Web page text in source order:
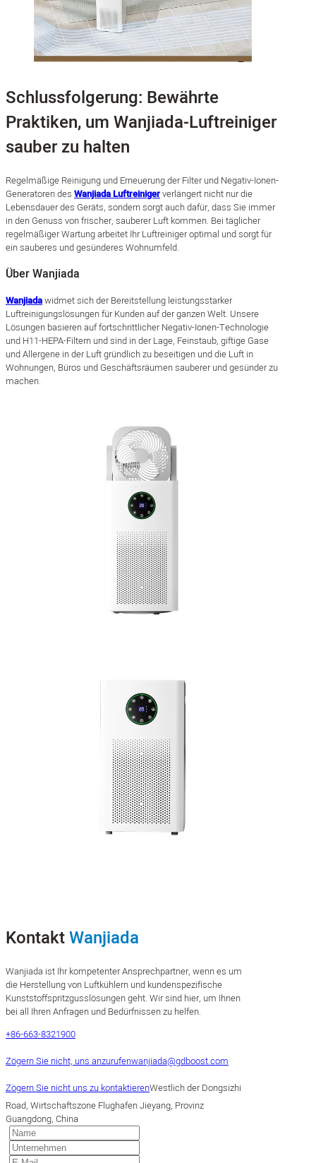
Schlussfolgerung: Bewährte
Praktiken, um Wanjiada-Luftreiniger
sauber zu halten
Regelmäßige Reinigung und Erneuerung der Filter und Negativ-Ionen-
Generatoren des Wanjiada Luftreinigerverlängert nicht nur die
Lebensdauer des Geräts, sondern sorgt auch dafür, dass Sie immer
in den Genuss von frischer, sauberer Luft kommen. Bei täglicher
regelmäßiger Wartung arbeitet Ihr Luftreiniger optimal und sorgt für
ein sauberes und gesünderes Wohnumfeld.
Über Wanjiada
Wanjiadawidmet sich der Bereitstellung leistungsstarker
Luftreinigungslösungen für Kunden auf der ganzen Welt. Unsere
Lösungen basieren auf fortschrittlicher Negativ-Ionen-Technologie
und H11-HEPA-Filtern und sind in der Lage, Feinstaub, giftige Gase
und Allergene in der Luft gründlich zu beseitigen und die Luft in
Wohnungen, Büros und Geschäftsräumen sauberer und gesünder zu
machen.
KontaktWanjiada
Wanjiada ist Ihr kompetenter Ansprechpartner, wenn es um
die Herstellung von Luftkühlern und kundenspezifische
Kunststoffspritzgusslösungen geht. Wir sind hier, um Ihnen
bei all Ihren Anfragen und Bedürfnissen zu helfen.
+86-663-8321900
Zögern Sie nicht, uns anzurufenwanjiada@gdboost.com
Zögern Sie nicht uns zu kontaktierenWestlich der Dongsizhi
Road, Wirtschaftszone Flughafen Jieyang, Provinz
Guangdong, China